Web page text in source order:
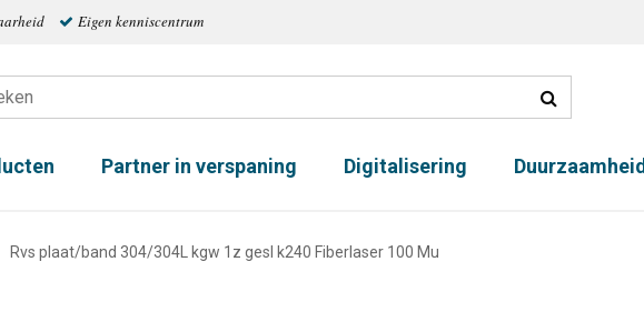
Eigen kenniscentrum
Partner in verspaning Digitalisering Duurzaamheid
Rvs plaat/band 304/304L kgw 1z gesl k240 Fiberlaser 100 Mu